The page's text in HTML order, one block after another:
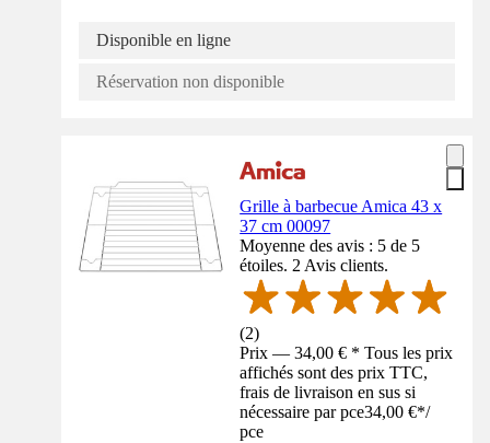
Disponible en ligne
Réservation non disponible
Grille à barbecue Amica 43 x
37 cm 00097
Moyenne des avis : 5 de 5
étoiles. 2 Avis clients.
(2)
Prix — 34,00 € * Tous les prix
affichés sont des prix TTC,
frais de livraison en sus si
nécessaire par pce34,00 €*/
pce